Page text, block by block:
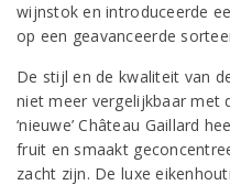
wijnstok en introduceerde
op een geavanceerde
De stijl en de kwaliteit van
niet meer vergelijkbaar met
‘nieuwe’ Château Gaillard
fruit en smaakt
zacht zijn. De luxe